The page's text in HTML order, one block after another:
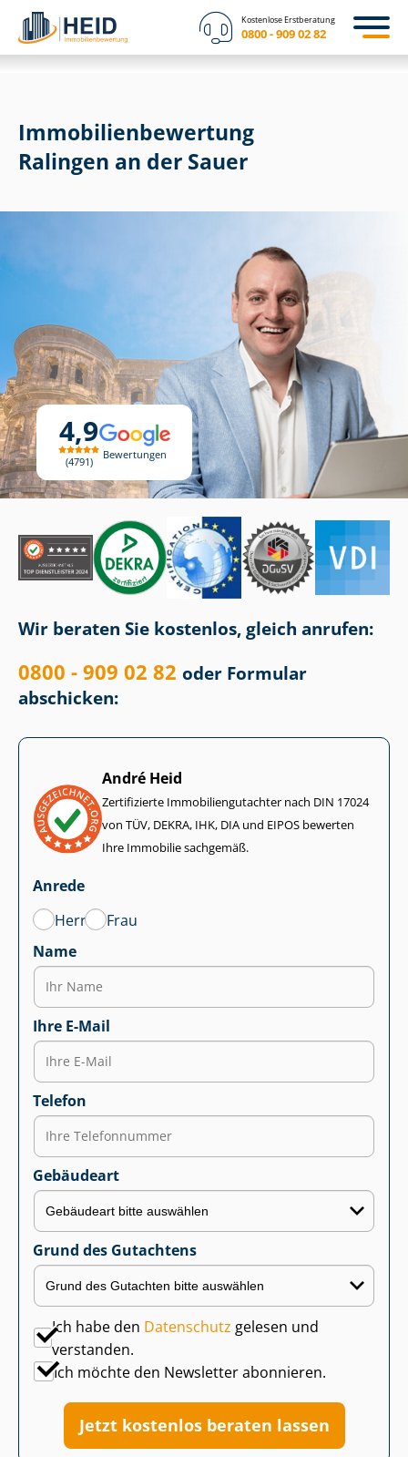
Kostenlose Erstberatung
0800 - 909 02 82
4,9
4791
Bewertungen
Immobilien­bewertung
Ralingen an der Sauer
Wir beraten Sie kostenlos, gleich anrufen:
0800 - 909 02 82 oder Formular
abschicken:
André Heid
Zertifizierte Im­mo­bi­li­en­gut­ach­ter nach DIN 17024
von TÜV, DEKRA, IHK, DIA und EIPOS bewerten
Ihre Immobilie sachgemäß.
Anrede
Herr
Frau
Name
Ihre E-Mail
Telefon
Gebäudeart
Grund des Gutachtens
Ich habe den Datenschutz gelesen und
verstanden.
Ich möchte den Newsletter abonnieren.
Jetzt kostenlos beraten lassen